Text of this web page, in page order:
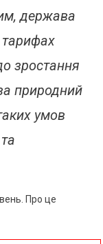
держава
тарифах
зростання
природний
умов
Про це